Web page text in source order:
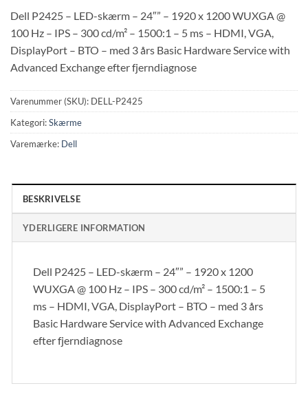
Dell P2425 – LED-skærm – 24″” – 1920 x 1200 WUXGA @
100 Hz – IPS – 300 cd/m² – 1500:1 – 5 ms – HDMI, VGA,
DisplayPort – BTO – med 3 års Basic Hardware Service with
Advanced Exchange efter fjerndiagnose
Varenummer (SKU): DELL-P2425
Kategori:Skærme
Varemærke: Dell
BESKRIVELSE
YDERLIGERE INFORMATION
Dell P2425 – LED-skærm – 24″” – 1920 x 1200
WUXGA @ 100 Hz – IPS – 300 cd/m² – 1500:1 – 5
ms – HDMI, VGA, DisplayPort – BTO – med 3 års
Basic Hardware Service with Advanced Exchange
efter fjerndiagnose